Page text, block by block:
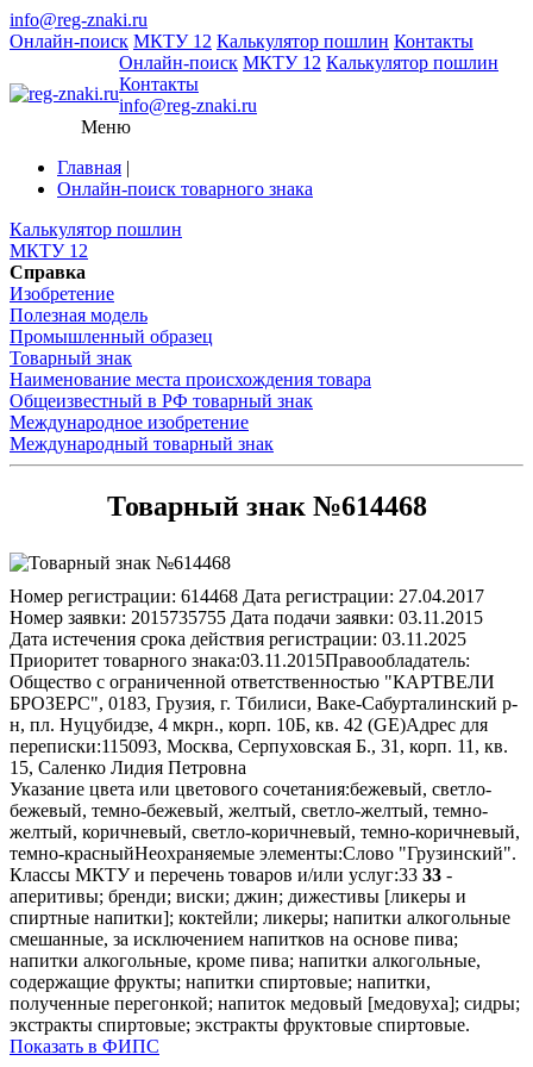
info@reg-znaki.ru
Онлайн-поиск МКТУ 12 Калькулятор пошлин Контакты
Онлайн-поиск МКТУ 12 Калькулятор пошлин
Контакты
info@reg-znaki.ru
Меню
Главная |
Онлайн-поиск товарного знака
Калькулятор пошлин
МКТУ 12
Справка
Изобретение
Полезная модель
Промышленный образец
Товарный знак
Наименование места происхождения товара
Общеизвестный в РФ товарный знак
Международное изобретение
Международный товарный знак
Товарный знак №614468
Номер регистрации: 614468 Дата регистрации: 27.04.2017
Номер заявки: 2015735755 Дата подачи заявки: 03.11.2015
Дата истечения срока действия регистрации: 03.11.2025
Приоритет товарного знака:03.11.2015Правообладатель:
Общество с ограниченной ответственностью "КАРТВЕЛИ
БРОЗЕРС", 0183, Грузия, г. Тбилиси, Ваке-Сабурталинский р-
н, пл. Нуцубидзе, 4 мкрн., корп. 10Б, кв. 42 (GE)Адрес для
переписки:115093, Москва, Серпуховская Б., 31, корп. 11, кв.
15, Саленко Лидия Петровна
Указание цвета или цветового сочетания:бежевый, светло-
бежевый, темно-бежевый, желтый, светло-желтый, темно-
желтый, коричневый, светло-коричневый, темно-коричневый,
темно-красныйНеохраняемые элементы:Слово "Грузинский".
Классы МКТУ и перечень товаров и/или услуг:33 33 -
аперитивы; бренди; виски; джин; дижестивы [ликеры и
спиртные напитки]; коктейли; ликеры; напитки алкогольные
смешанные, за исключением напитков на основе пива;
напитки алкогольные, кроме пива; напитки алкогольные,
содержащие фрукты; напитки спиртовые; напитки,
полученные перегонкой; напиток медовый [медовуха]; сидры;
экстракты спиртовые; экстракты фруктовые спиртовые.
Показать в ФИПС